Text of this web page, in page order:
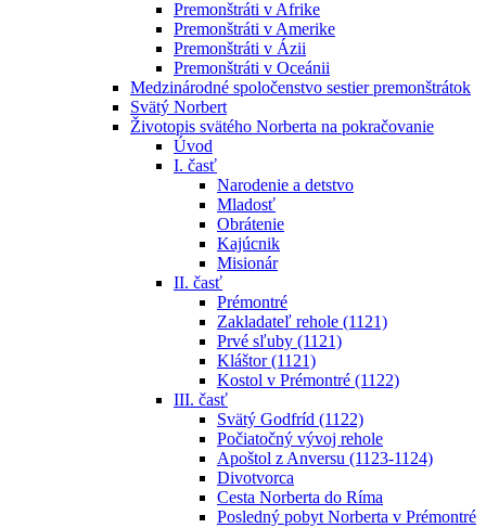
Premonštráti v Afrike
Premonštráti v Amerike
Premonštráti v Ázii
Premonštráti v Oceánii
Medzinárodné spoločenstvo sestier premonštrátok
Svätý Norbert
Životopis svätého Norberta na pokračovanie
Úvod
I. časť
Narodenie a detstvo
Mladosť
Obrátenie
Kajúcnik
Misionár
II. časť
Prémontré
Zakladateľ rehole (1121)
Prvé sľuby (1121)
Kláštor (1121)
Kostol v Prémontré (1122)
III. časť
Svätý Godfríd (1122)
Počiatočný vývoj rehole
Apoštol z Anversu (1123-1124)
Divotvorca
Cesta Norberta do Ríma
Posledný pobyt Norberta v Prémontré